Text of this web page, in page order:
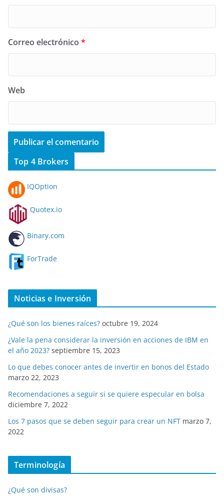
Correo electrónico *
Web
Top 4 Brokers
IQOption
Quotex.io
Binary.com
ForTrade
Noticias e Inversión
¿Qué son los bienes raíces? octubre 19, 2024
¿Vale la pena considerar la inversión en acciones de IBM en
el año 2023? septiembre 15, 2023
Lo que debes conocer antes de invertir en bonos del Estado
marzo 22, 2023
Recomendaciones a seguir si se quiere especular en bolsa
diciembre 7, 2022
Los 7 pasos que se deben seguir para crear un NFT marzo 7,
2022
Terminología
¿Qué son divisas?